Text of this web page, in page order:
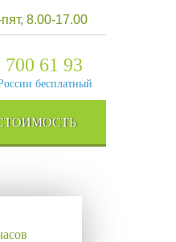
8.00-17.00
700 61 93
бесплатный